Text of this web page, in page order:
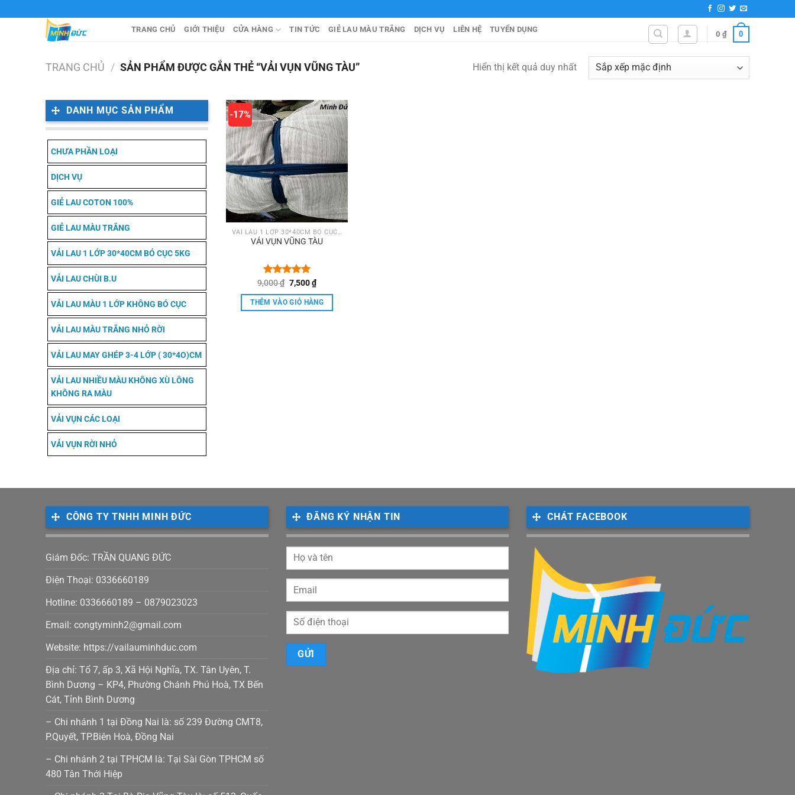
đến
TRANG CHỦ GIỚI THIỆU CỬA HÀNG TIN TỨC GIẺ LAU MÀU TRẮNG DỊCH VỤ LIÊN HỆ TUYỂN DỤNG
0 ₫ 0
TRANG CHỦ / SẢN PHẨM ĐƯỢC GẮN THẺ “VẢI VỤN VŨNG TÀU” Hiển thị kết quả duy nhất
DANH MỤC SẢN PHẨM
CHƯA PHẦN LOẠI
DỊCH VỤ
GIẺ LAU COTON 100%
GIẺ LAU MÀU TRẮNG
VẢI LAU 1 LỚP 30*40CM BÓ CỤC 5KG
VẢI LAU CHÙI B.U
VẢI LAU MÀU 1 LỚP KHÔNG BÓ CỤC
VẢI LAU MÀU TRẮNG NHỎ RỜI
VẢI LAU MAY GHÉP 3-4 LỚP ( 30*4O)CM
VẢI LAU NHIỀU MÀU KHÔNG XÙ LÔNG
KHÔNG RA MÀU
VẢI VỤN CÁC LOẠI
VẢI VỤN RỜI NHỎ
-17%
VẢI LAU 1 LỚP 30*40CM BÓ CỤC 5KG
VẢI VỤN VŨNG TÀU
Được xếp
hạng5.00
5 sao
9,000₫ Giá
là:
9,000 ₫.
7,500₫Giá
hiện
tại
là:
THÊM VÀO GIỎ HÀNG
CÔNG TY TNHH MINH ĐỨC
Giám Đốc: TRẦN QUANG ĐỨC
Điện Thoại: 0336660189
Hotline: 0336660189 – 0879023023
Email: congtyminh2@gmail.com
Website: https://vailauminhduc.com
Địa chỉ: Tổ 7, ấp 3, Xã Hội Nghĩa, TX. Tân Uyên, T.
Bình Dương – KP4, Phường Chánh Phú Hoà, TX Bến
Cát, Tỉnh Bình Dương
– Chi nhánh 1 tại Đồng Nai là: số 239 Đường CMT8,
P.Quyết, TP.Biên Hoà, Đồng Nai
– Chi nhánh 2 tại TPHCM là: Tại Sài Gòn TPHCM số
480 Tân Thới Hiệp
ĐĂNG KÝ NHẬN TIN CHÁT FACEBOOK